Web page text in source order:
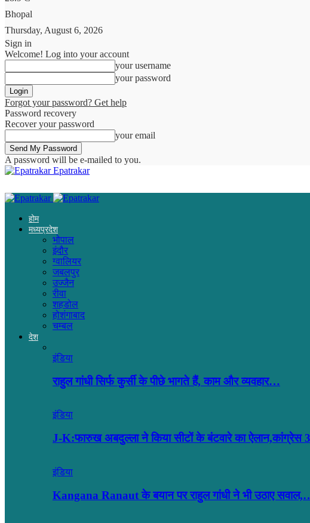
Bhopal
Thursday, August 6, 2026
Sign in
Welcome! Log into your account
your username
your password
Forgot your password? Get help
Password recovery
Recover your password
your email
A password will be e-mailed to you.
Epatrakar
होम
मध्यप्रदेश
भोपाल
इंदौर
ग्वालियर
जबलपुर
उज्जैन
रीवा
शहडोल
होशंगाबाद
चम्बल
देश
इंडिया
राहुल गांधी सिर्फ कुर्सी के पीछे भागते हैं, काम और व्यवहार…
इंडिया
J-K:फारुख अबदुल्ला ने किया सीटों के बंटवारे का
इंडिया
Kangana Ranaut के बयान पर राहुल गांधी ने भी उठाए